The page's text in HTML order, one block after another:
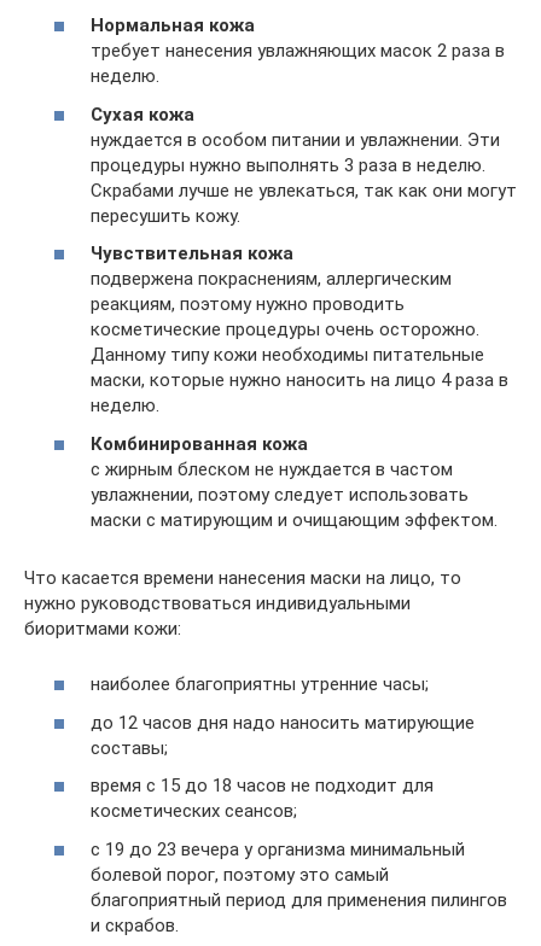
Нормальная кожа
требует нанесения увлажняющих масок 2 раза в
неделю.
Сухая кожа
нуждается в особом питании и увлажнении. Эти
процедуры нужно выполнять 3 раза в неделю.
Скрабами лучше не увлекаться, так как они могут
пересушить кожу.
Чувствительная кожа
подвержена покраснениям, аллергическим
реакциям, поэтому нужно проводить
косметические процедуры очень осторожно.
Данному типу кожи необходимы питательные
маски, которые нужно наносить на лицо 4 раза в
неделю.
Комбинированная кожа
с жирным блеском не нуждается в частом
увлажнении, поэтому следует использовать
маски с матирующим и очищающим эффектом.
Что касается времени нанесения маски на лицо, то
нужно руководствоваться индивидуальными
биоритмами кожи:
наиболее благоприятны утренние часы;
до 12 часов дня надо наносить матирующие
составы;
время с 15 до 18 часов не подходит для
косметических сеансов;
с 19 до 23 вечера у организма минимальный
болевой порог, поэтому это самый
благоприятный период для применения пилингов
и скрабов.